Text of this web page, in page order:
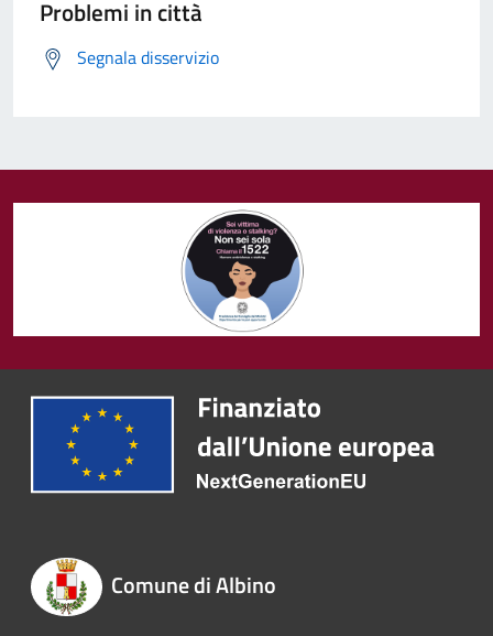
Problemi in città
Segnala disservizio
Comune di Albino